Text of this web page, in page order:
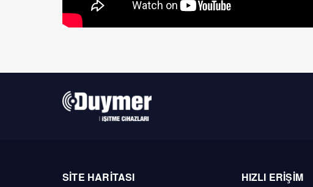
SİTE HARİTASI HIZLI ERİŞİM